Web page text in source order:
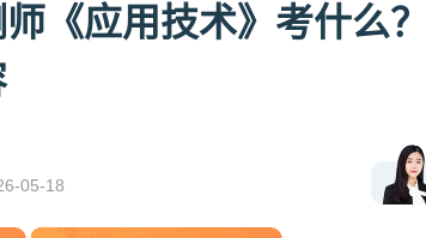
《应用技术》考什么
05-18